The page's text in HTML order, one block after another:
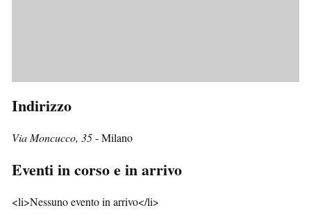
Indirizzo
Via Moncucco, 35- Milano
Eventi in corso e in arrivo
<li>Nessuno evento in arrivo</li>